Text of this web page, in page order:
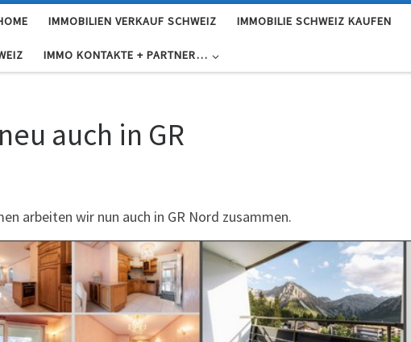
IMMOBILIEN VERKAUF SCHWEIZ IMMOBILIE SCHWEIZ KAUFEN
IMMO KONTAKTE + PARTNER…
auch in GR
arbeiten wir nun auch in GR Nord zusammen.